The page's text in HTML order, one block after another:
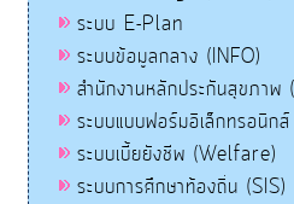
ระบบ E-Plan
ระบบข้อมูลกลาง (INFO)
สำนักงานหลักประกันสุขภาพ
ระบบแบบฟอร์มอิเล็กทรอนิก
ระบบเบี้ยยังชีพ (Welfare)
ระบบการศึกษาท้องถิ่น (SIS)